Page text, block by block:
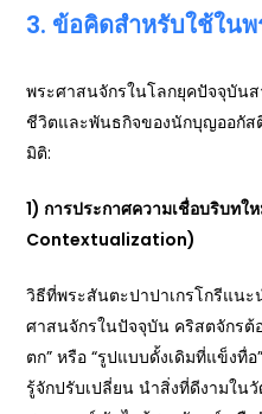
3. ข้อคิดสำหรับใช้ใน
พระศาสนจักรในโลกยุคปัจจุบัน
ชีวิตและพันธกิจของนักบุญออกัส
มิติ:
1) การประกาศความเชื่อบริบท
Contextualization)
วิธีที่พระสันตะปาปาเกรโกรีแน
ศาสนจักรในปัจจุบัน คริสตจักรต้
ตก” หรือ “รูปแบบดั้งเดิมที่แข็งทื่
รู้จักปรับเปลี่ยน นำสิ่งที่ดีงามใ